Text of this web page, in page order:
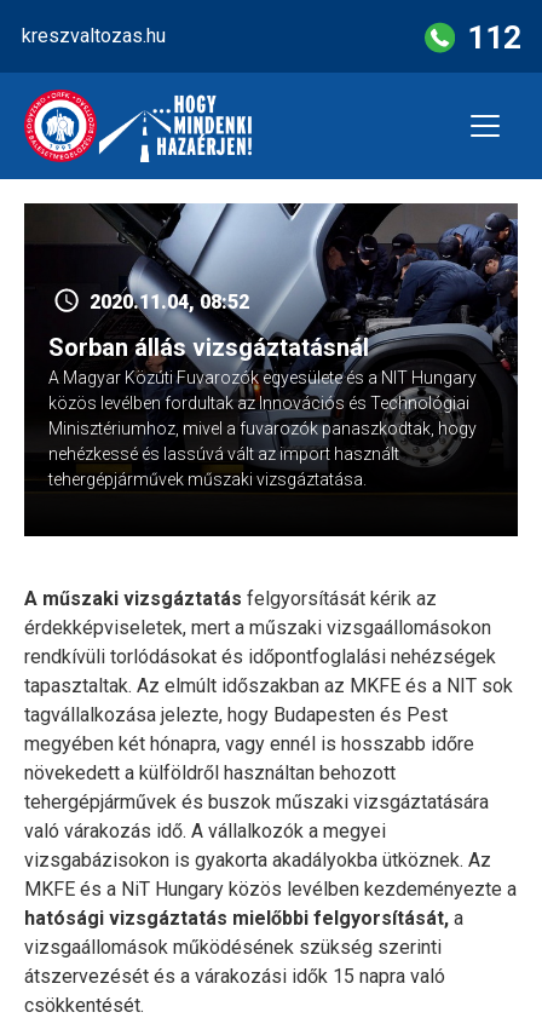
content
kreszvaltozas.hu 112
2020.11.04, 08:52
Sorban állás vizsgáztatásnál
A Magyar Közúti Fuvarozók egyesülete és a NIT Hungary
közös levélben fordultak az Innovációs és Technológiai
Minisztériumhoz, mivel a fuvarozók panaszkodtak, hogy
nehézkessé és lassúvá vált az import használt
tehergépjárművek műszaki vizsgáztatása.
A műszaki vizsgáztatás felgyorsítását kérik az
érdekképviseletek, mert a műszaki vizsgaállomásokon
rendkívüli torlódásokat és időpontfoglalási nehézségek
tapasztaltak. Az elmúlt időszakban az MKFE és a NIT sok
tagvállalkozása jelezte, hogy Budapesten és Pest
megyében két hónapra, vagy ennél is hosszabb időre
növekedett a külföldről használtan behozott
tehergépjárművek és buszok műszaki vizsgáztatására
való várakozás idő. A vállalkozók a megyei
vizsgabázisokon is gyakorta akadályokba ütköznek. Az
MKFE és a NiT Hungary közös levélben kezdeményezte a
hatósági vizsgáztatás mielőbbi felgyorsítását, a
vizsgaállomások működésének szükség szerinti
átszervezését és a várakozási idők 15 napra való
csökkentését.